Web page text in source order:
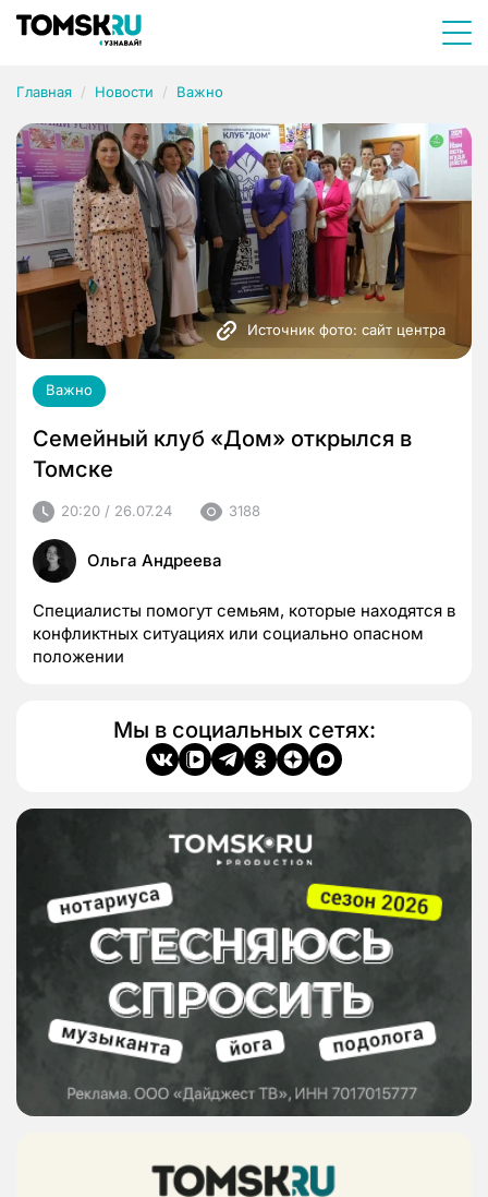
Главная Новости Важно
Источник фото: сайт центра
Важно
Семейный клуб «Дом» открылся в
Томске
20:20 / 26.07.24 3188
Ольга Андреева
Специалисты помогут семьям, которые находятся в
конфликтных ситуациях или социально опасном
положении
Мы в социальных сетях: